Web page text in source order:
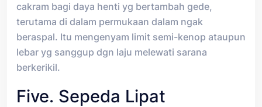
cakram bagi daya henti yg bertambah gede,
terutama di dalam permukaan dalam ngak
beraspal. Itu mengenyam limit semi-kenop ataupun
lebar yg sanggup dgn laju melewati sarana
berkerikil.
Five. Sepeda Lipat